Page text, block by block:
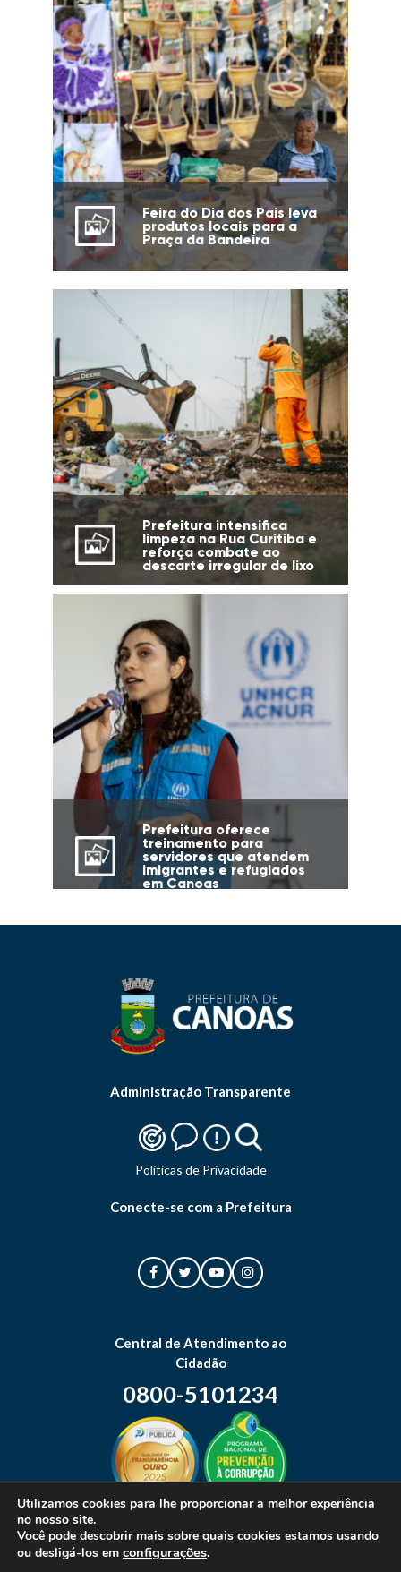
Feira do Dia dos Pais leva
produtos locais para a
Praça da Bandeira
Prefeitura intensifica
limpeza na Rua Curitiba e
reforça combate ao
descarte irregular de lixo
Prefeitura oferece
treinamento para
servidores que atendem
imigrantes e refugiados
em Canoas
Administração Transparente
Politicas de Privacidade
Conecte-se com a Prefeitura
Central de Atendimento ao
Cidadão
0800-5101234
Utilizamos cookies para lhe proporcionar a melhor experiência
no nosso site.
Você pode descobrir mais sobre quais cookies estamos usando
ou desligá-los em configurações.